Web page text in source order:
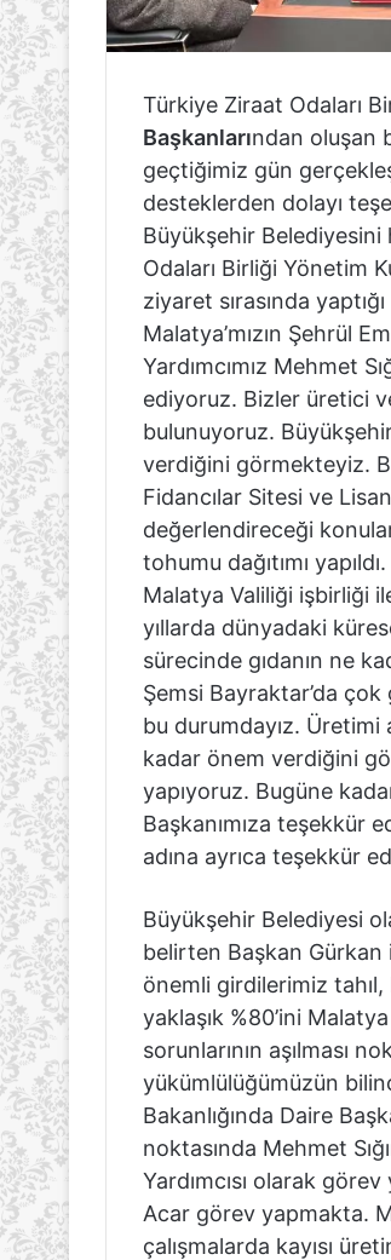
Türkiye Ziraat Odaları
Başkanlarından oluşan
geçtiğimiz gün
desteklerden dolayı
Büyükşehir
Odaları Birliği Yönetim
ziyaret sırasında
Malatya’mızın Şehrül
Yardımcımız Mehmet
ediyoruz. Bizler üretici
bulunuyoruz.
verdiğini görmekteyiz.
Fidancılar Sitesi ve
değerlendireceği
tohumu dağıtımı
Malatya Valiliği işbirliği
yıllarda dünyadaki
sürecinde gıdanın ne
Şemsi Bayraktar’da çok
bu durumdayız. Üretimi
kadar önem verdiğini
yapıyoruz. Bugüne
Başkanımıza teşekkür
adına ayrıca teşekkür
Büyükşehir Belediyesi
belirten Başkan Gürkan
önemli girdilerimiz tahıl,
yaklaşık %80’ini
sorunlarının aşılması
yükümlülüğümüzün
Bakanlığında Daire
noktasında Mehmet
Yardımcısı olarak
Acar görev yapmakta.
çalışmalarda kayısı